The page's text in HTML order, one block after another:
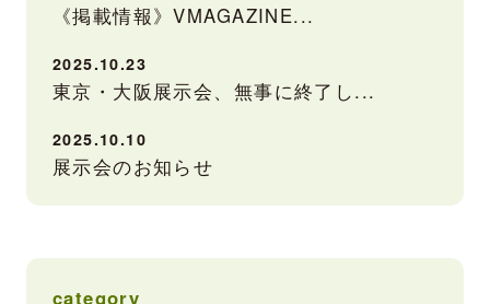
《掲載情報》VMAGAZINE...
2025.10.23
東京・大阪展示会、無事に終了し...
2025.10.10
展示会のお知らせ
category